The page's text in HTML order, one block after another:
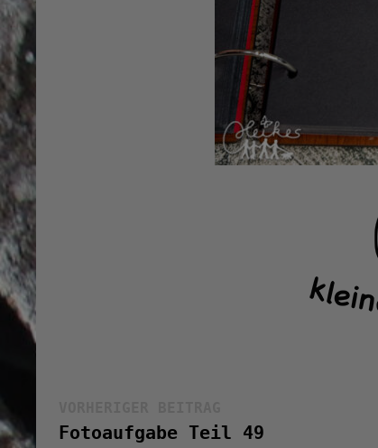
Beitrag:
Fotoaufgabe Teil 49